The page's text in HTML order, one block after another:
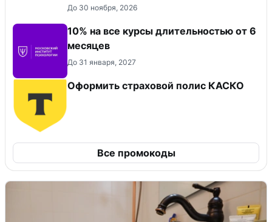
До 30 ноября, 2026
10% на все курсы длительностью от 6
месяцев
До 31 января, 2027
Оформить страховой полис КАСКО
Все промокоды